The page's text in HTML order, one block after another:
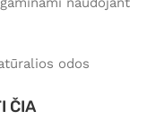
odos
ČIA